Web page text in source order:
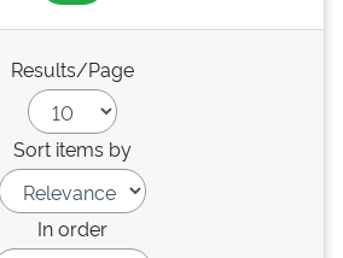
Results/Page
Sort items by
In order